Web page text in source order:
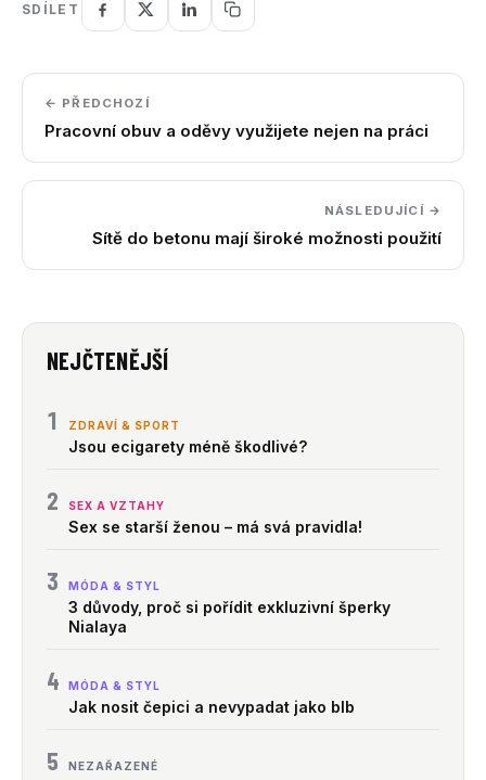
SDÍLET
← PŘEDCHOZÍ
Pracovní obuv a oděvy využijete nejen na práci
NÁSLEDUJÍCÍ →
Sítě do betonu mají široké možnosti použití
NEJČTENĚJŠÍ
1 ZDRAVÍ & SPORT
Jsou ecigarety méně škodlivé?
2 SEX A VZTAHY
Sex se starší ženou – má svá pravidla!
3 MÓDA & STYL
3 důvody, proč si pořídit exkluzivní šperky
Nialaya
4 MÓDA & STYL
Jak nosit čepici a nevypadat jako blb
5 NEZAŘAZENÉ